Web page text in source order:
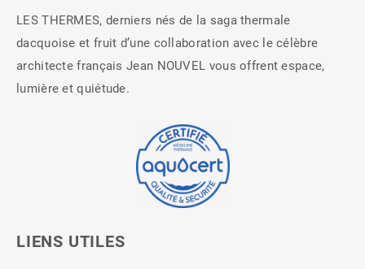
LES THERMES, derniers nés de la saga thermale
dacquoise et fruit d’une collaboration avec le célèbre
architecte français Jean NOUVEL vous offrent espace,
lumière et quiétude.
LIENS UTILES